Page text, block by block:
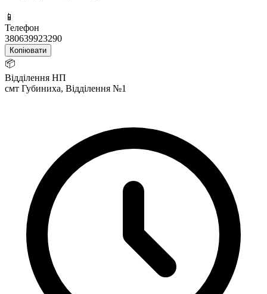
📱
Телефон
380639923290
Копіювати
📦
Відділення НП
смт Губиниха, Відділення №1